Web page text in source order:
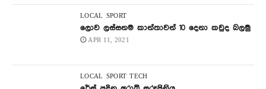
LOCAL SPORT
ලොව ලස්සනම කාන්තාවන් 10 දෙනා කවුද බලමු
APR 11, 2021
LOCAL SPORT TECH